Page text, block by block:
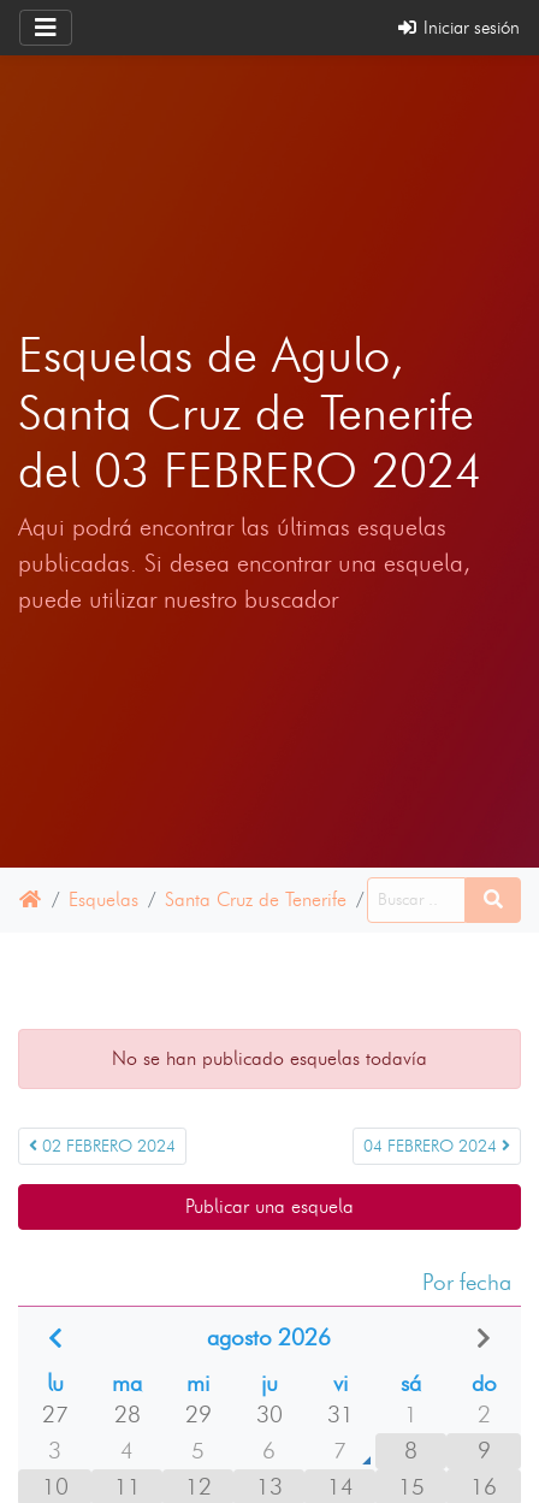
Iniciar sesión
Esquelas de Agulo,
Santa Cruz de Tenerife
del 03 FEBRERO 2024
Aqui podrá encontrar las últimas esquelas
publicadas. Si desea encontrar una esquela,
puede utilizar nuestro buscador
Esquelas Santa Cruz de Tenerife Agulo 03
No se han publicado esquelas todavía
02 FEBRERO 2024 04 FEBRERO 2024
Publicar una esquela
Por fecha
agosto 2026
lu
ma mi ju vi sá
do
27
28 29 30 31 1
2
3
4 5 6 7 8
9
10
11 12 13 14 15
16